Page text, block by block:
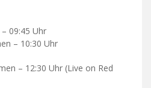
09:45 Uhr
– 10:30 Uhr
– 12:30 Uhr (Live on Red